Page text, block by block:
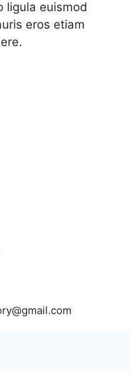
ligula euismod
eros etiam